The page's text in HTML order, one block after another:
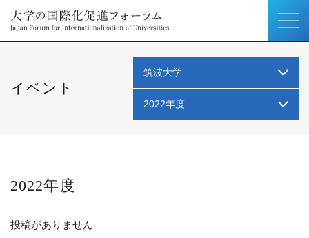
イベント
筑波大学
2022年度
2022
投稿がありません